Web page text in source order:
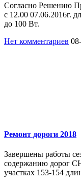
Согласно Решению
с 12.00 07.06.2016г.
до 100 Вт.
Нет комментариев
Ремонт дороги 2018
Завершены работы
содержанию дорог
участках 153-154